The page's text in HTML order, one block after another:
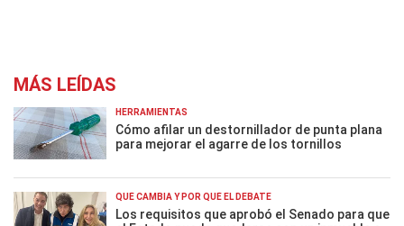
MÁS LEÍDAS
HERRAMIENTAS
Cómo afilar un destornillador de punta plana
para mejorar el agarre de los tornillos
QUÉ CAMBIA Y POR QUÉ EL DEBATE
Los requisitos que aprobó el Senado para que